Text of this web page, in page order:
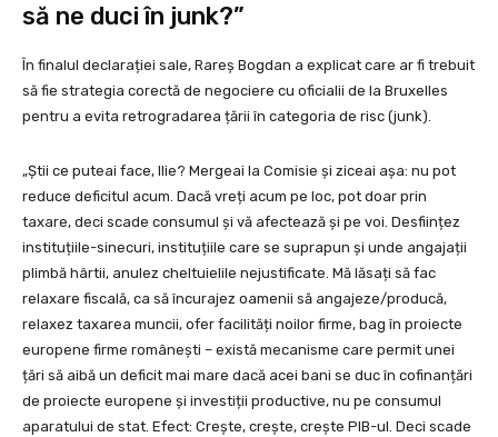
să ne duci în junk?”
În finalul declarației sale, Rareș Bogdan a explicat care ar fi trebuit
să fie strategia corectă de negociere cu oficialii de la Bruxelles
pentru a evita retrogradarea țării în categoria de risc (junk).
„Știi ce puteai face, Ilie? Mergeai la Comisie și ziceai așa: nu pot
reduce deficitul acum. Dacă vreți acum pe loc, pot doar prin
taxare, deci scade consumul și vă afectează și pe voi. Desființez
instituțiile-sinecuri, instituțiile care se suprapun și unde angajații
plimbă hârtii, anulez cheltuielile nejustificate. Mă lăsați să fac
relaxare fiscală, ca să încurajez oamenii să angajeze/producă,
relaxez taxarea muncii, ofer facilități noilor firme, bag în proiecte
europene firme românești – există mecanisme care permit unei
țări să aibă un deficit mai mare dacă acei bani se duc în cofinanțări
de proiecte europene și investiții productive, nu pe consumul
aparatului de stat. Efect: Crește, crește, crește PIB-ul. Deci scade